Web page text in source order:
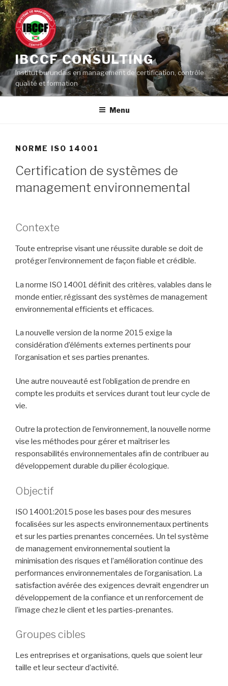
Aller
au
contenu
principal
IBCCF CONSULTING
Institut burundais en management de certification, contrôle
qualité et formation
Menu
NORME ISO 14001
Certification de systèmes de
management environnemental
Contexte
Toute entreprise visant une réussite durable se doit de
protéger l’environnement de façon fiable et crédible.
La norme ISO 14001 définit des critères, valables dans le
monde entier, régissant des systèmes de management
environnemental efficients et efficaces.
La nouvelle version de la norme 2015 exige la
considération d’éléments externes pertinents pour
l’organisation et ses parties prenantes.
Une autre nouveauté est l’obligation de prendre en
compte les produits et services durant tout leur cycle de
vie.
Outre la protection de l’environnement, la nouvelle norme
vise les méthodes pour gérer et maîtriser les
responsabilités environnementales afin de contribuer au
développement durable du pilier écologique.
Objectif
ISO 14001:2015 pose les bases pour des mesures
focalisées sur les aspects environnementaux pertinents
et sur les parties prenantes concernées. Un tel système
de management environnemental soutient la
minimisation des risques et l’amélioration continue des
performances environnementales de l’organisation. La
satisfaction avérée des exigences devrait engendrer un
développement de la confiance et un renforcement de
l’image chez le client et les parties-prenantes.
Groupes cibles
Les entreprises et organisations, quels que soient leur
taille et leur secteur d’activité.